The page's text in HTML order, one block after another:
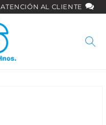
ATENCIÓN AL CLIENTE